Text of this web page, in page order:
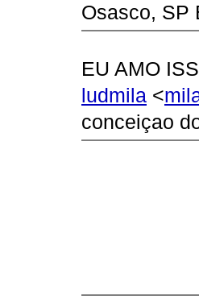
Osasco, SP
EU AMO
ludmila <
conceiçao